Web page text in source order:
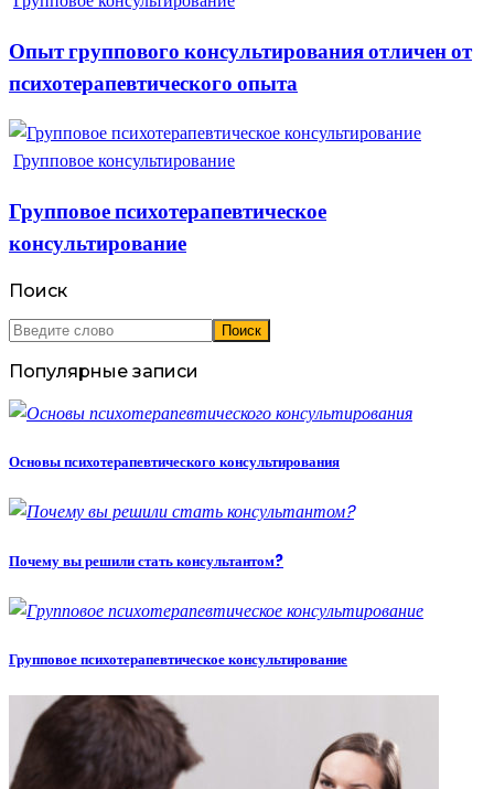
Опыт группового консультирования отличен от
психотерапевтического опыта
Групповое консультирование
Групповое психотерапевтическое
консультирование
Поиск
Популярные записи
Основы психотерапевтического консультирования
Почему вы решили стать консультантом?
Групповое психотерапевтическое консультирование